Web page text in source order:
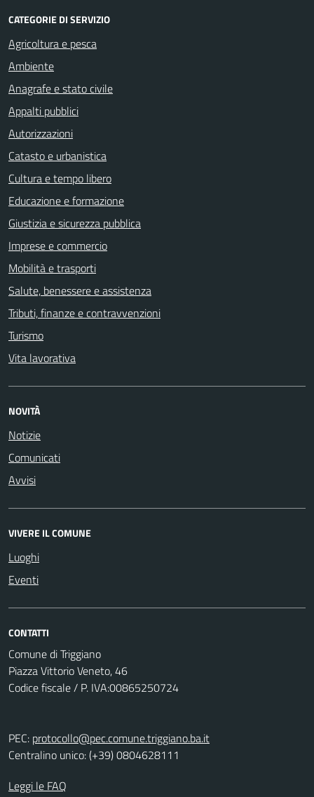
CATEGORIE DI SERVIZIO
Agricoltura e pesca
Ambiente
Anagrafe e stato civile
Appalti pubblici
Autorizzazioni
Catasto e urbanistica
Cultura e tempo libero
Educazione e formazione
Giustizia e sicurezza pubblica
Imprese e commercio
Mobilità e trasporti
Salute, benessere e assistenza
Tributi, finanze e contravvenzioni
Turismo
Vita lavorativa
NOVITÀ
Notizie
Comunicati
Avvisi
VIVERE IL COMUNE
Luoghi
Eventi
CONTATTI
Comune di Triggiano
Piazza Vittorio Veneto, 46
Codice fiscale / P. IVA:00865250724
PEC: protocollo@pec.comune.triggiano.ba.it
Centralino unico: (+39) 0804628111
Leggi le FAQ